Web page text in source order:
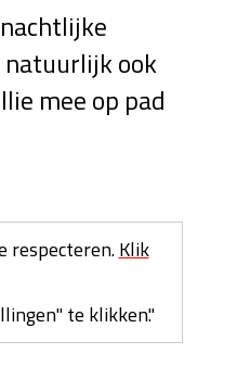
natuurlijk ook
mee op pad
respecteren.Klik
te klikken."